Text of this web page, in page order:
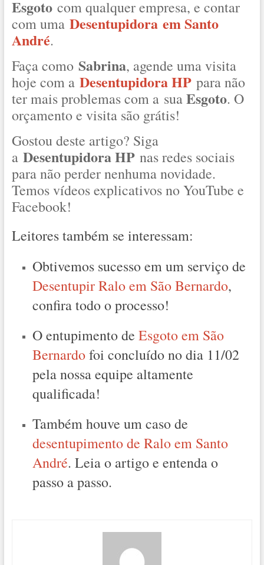
Esgoto com qualquer empresa, e contar
com uma Desentupidora em Santo
André.
Faça como Sabrina, agende uma visita
hoje com a Desentupidora HPpara não
ter mais problemas com a suaEsgoto. O
orçamento e visita são grátis!
Gostou deste artigo? Siga
a Desentupidora HPnas redes sociais
para não perder nenhuma novidade.
Temos vídeos explicativos no YouTube e
Facebook!
Leitores também se interessam:
Obtivemos sucesso em um serviço de
Desentupir Ralo em São Bernardo,
confira todo o processo!
O entupimento de Esgoto em São
Bernardofoi concluído no dia 11/02
pela nossa equipe altamente
qualificada!
Também houve um caso de
desentupimento de Ralo em Santo
André. Leia o artigo e entenda o
passo a passo.